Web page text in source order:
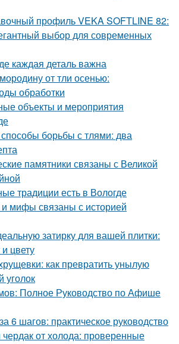
профиль VEKA SOFTLINE 82:
выбор для современных
каждая деталь важна
от тли осенью:
обработки
объекты и мероприятия
борьбы с тлями: два
памятники связаны с Великой
традиции есть в Вологде
мифы связаны с историей
затирку для вашей плитки:
цвету
как превратить унылую
уголок
Полное Руководство по Афише
6 шагов: практическое руководство
от холода: проверенные